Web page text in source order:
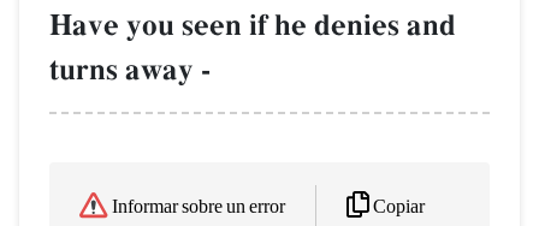
Have you seen if he denies and
turns away -
Informar sobre un error Copiar